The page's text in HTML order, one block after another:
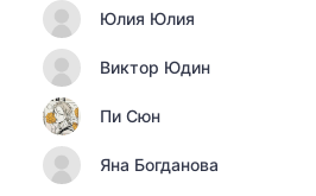
Юлия Юлия
Виктор Юдин
Пи Сюн
Яна Богданова